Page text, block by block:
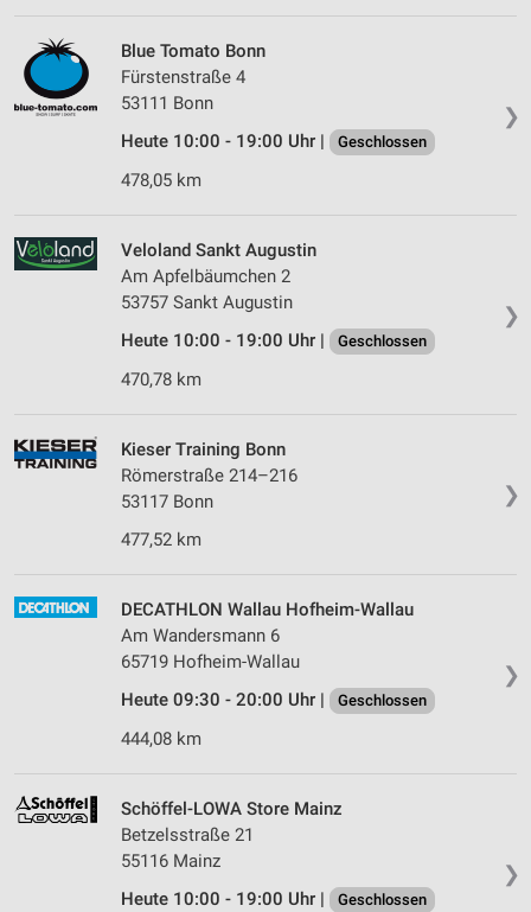
❯
Blue Tomato Bonn
Fürstenstraße 4
53111 Bonn
Heute 10:00 - 19:00 Uhr |
Geschlossen
478,05 km
❯
Veloland Sankt Augustin
Am Apfelbäumchen 2
53757 Sankt Augustin
Heute 10:00 - 19:00 Uhr |
Geschlossen
470,78 km
❯
Kieser Training Bonn
Römerstraße 214–216
53117 Bonn
477,52 km
❯
DECATHLON Wallau Hofheim-Wallau
Am Wandersmann 6
65719 Hofheim-Wallau
Heute 09:30 - 20:00 Uhr |
Geschlossen
444,08 km
❯
Schöffel-LOWA Store Mainz
Betzelsstraße 21
55116 Mainz
Heute 10:00 - 19:00 Uhr |
Geschlossen